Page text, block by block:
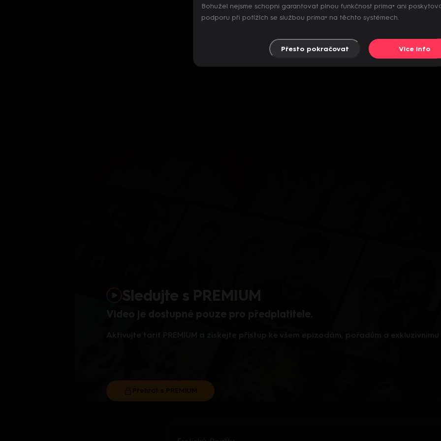
Video je dostupné pouze pro předplatitele.
Sledujte s PREMIUM
Aktivujte tarif PREMIUM a získejte přístup ke všem epizodám, pořadům a
Přehrát s PREMIUM
Bohužel nejsme schopni garantovat plnou funkčnost prima+ ani
podporu při potížích se službou prima+ na těchto systémech.
Přesto pokračovat Více info